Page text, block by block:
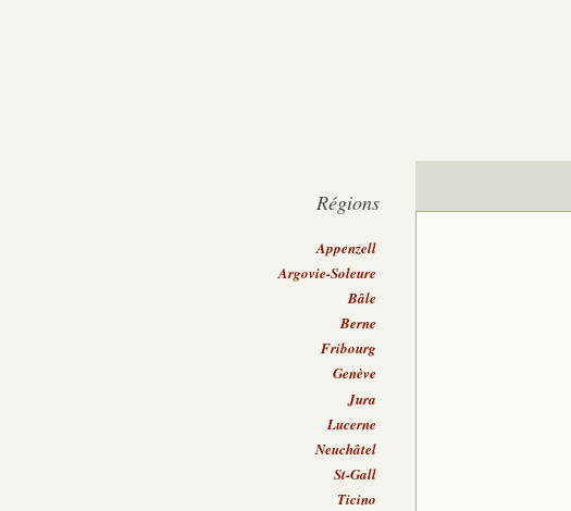
Régions
Appenzell
Argovie-Soleure
Bâle
Berne
Fribourg
Genève
Jura
Lucerne
Neuchâtel
St-Gall
Ticino